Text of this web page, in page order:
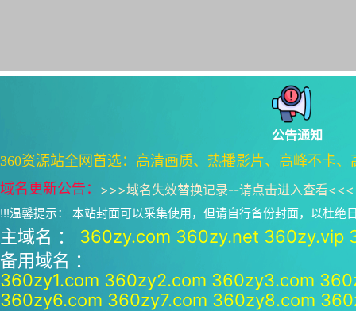
公告通知
360资源站全网首选：高清画质、热播影片、高峰不卡
域名更新公告： >>>域名失效替换记录--请点击进入查看<<<
!!!温馨提示： 本站封面可以采集使用，但请自行备份封面，以杜绝
主域名 ： 360zy.com 360zy.net 360zy.vip
备用域名 ：
360zy1.com 360zy2.com 360zy3.com
360zy6.com 360zy7.com 360zy8.com